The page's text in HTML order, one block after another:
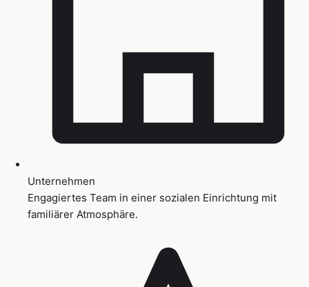
Unternehmen
Engagiertes Team in einer sozialen Einrichtung mit
familiärer Atmosphäre.